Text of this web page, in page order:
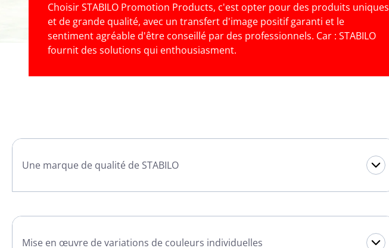
Choisir STABILO Promotion Products, c'est opter pour des produits uniques
et de grande qualité, avec un transfert d'image positif garanti et le
sentiment agréable d'être conseillé par des professionnels. Car : STABILO
fournit des solutions qui enthousiasment.
Une marque de qualité de STABILO
Mise en œuvre de variations de couleurs individuelles